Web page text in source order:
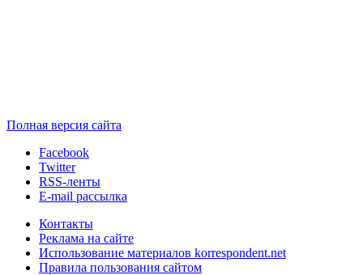
Полная версия сайта
Facebook
Twitter
RSS-ленты
E-mail рассылка
Контакты
Реклама на сайте
Использование материалов korrespondent.net
Правила пользования сайтом